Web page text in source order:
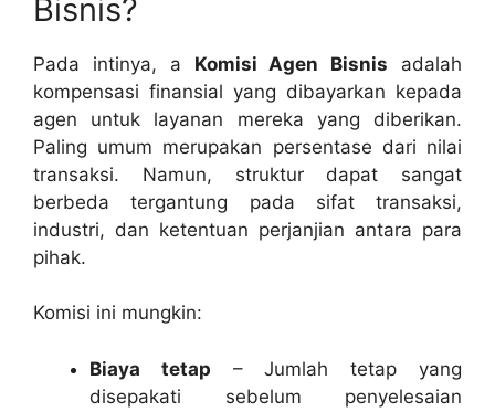
Bisnis?
Pada intinya, a Komisi Agen Bisnis adalah
kompensasi finansial yang dibayarkan kepada
agen untuk layanan mereka yang diberikan.
Paling umum merupakan persentase dari nilai
transaksi. Namun, struktur dapat sangat
berbeda tergantung pada sifat transaksi,
industri, dan ketentuan perjanjian antara para
pihak.
Komisi ini mungkin:
Biaya tetap – Jumlah tetap yang
disepakati sebelum penyelesaian